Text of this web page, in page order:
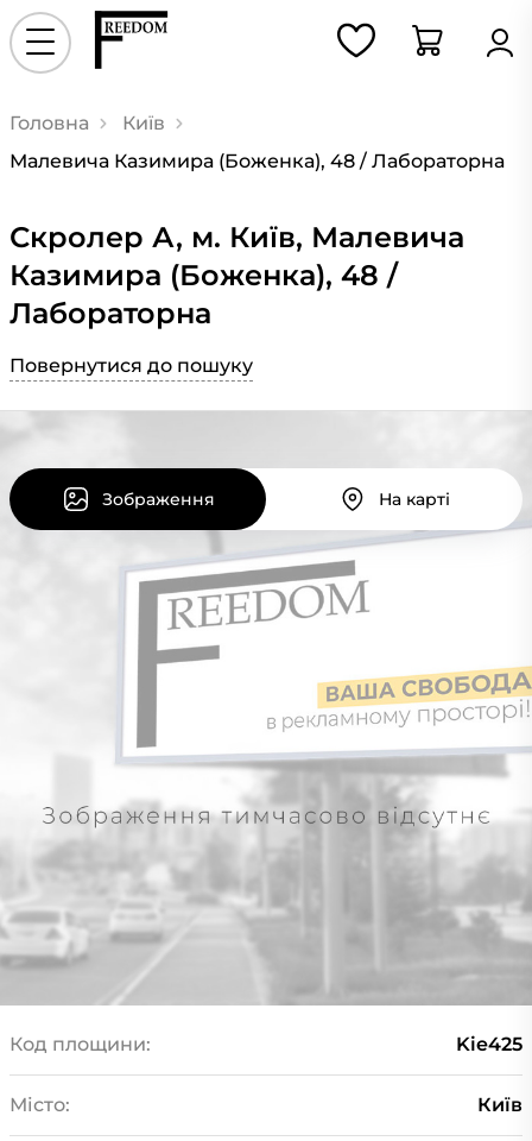
Головна
Київ
Малевича Казимира (Боженка), 48 / Лабораторна
Скролер А, м. Київ, Малевича
Казимира (Боженка), 48 /
Лабораторна
Повернутися до пошуку
Зображення На карті
Код площини: Kie425
Місто: Київ